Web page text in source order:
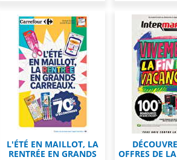
L'ÉTÉ EN MAILLOT, LA
RENTRÉE EN GRANDS
OFFRES DE